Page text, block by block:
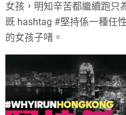
女孩，明知辛苦都繼續跑只
既 hashtag #堅持係一種任
的女孩子啫。